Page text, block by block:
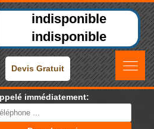
indisponible
indisponible
Devis Gratuit
immédiatement: